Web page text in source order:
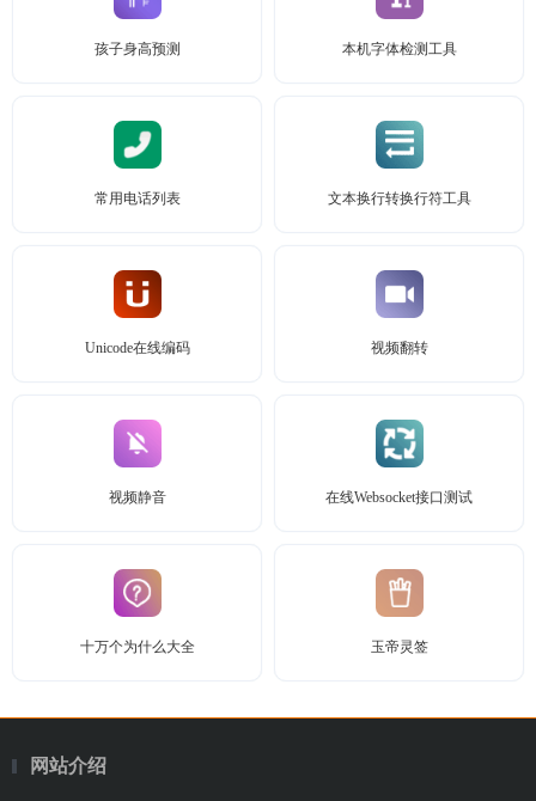
孩子身高预测 本机字体检测工具
常用电话列表 文本换行转换行符工具
Unicode在线编码 视频翻转
视频静音 在线Websocket接口测试
十万个为什么大全 玉帝灵签
网站介绍